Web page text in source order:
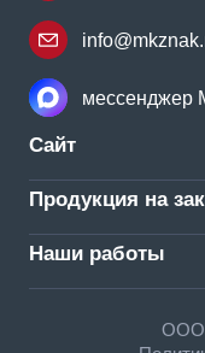
мессенджер
Сайт
Продукция на
Наши работы
ООО